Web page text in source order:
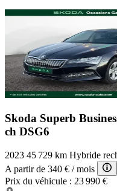
Skoda Superb
ch DSG6
2023 45 729 km Hybride
A partir de 340 € / mois
Prix du véhicule : 23 990 €